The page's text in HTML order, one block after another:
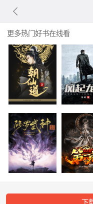
更多热门好书在线看